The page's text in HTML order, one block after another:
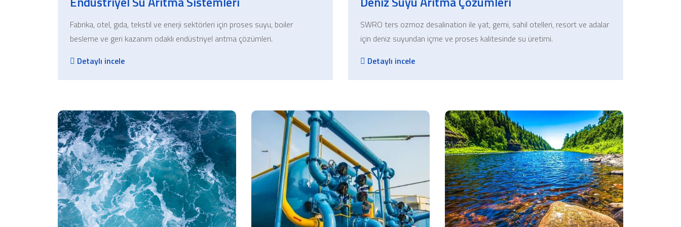
Fabrika, otel, gıda, tekstil ve enerji sektörleri için proses suyu, boiler
besleme ve geri kazanım odaklı endüstriyel arıtma çözümleri.
Detaylı incele
SWRO ters ozmoz desalination ile yat, gemi, sahil otelleri, resort ve adalar
için deniz suyundan içme ve proses kalitesinde su üretimi.
Detaylı incele